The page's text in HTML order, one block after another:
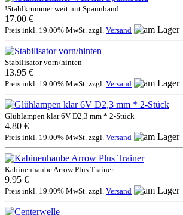
!Stahlkrümmer weit mit Spannband
17.00 €
Preis inkl. 19.00% MwSt. zzgl. Versand
Stabilisator vorn/hinten
13.95 €
Preis inkl. 19.00% MwSt. zzgl. Versand
Glühlampen klar 6V D2,3 mm * 2-Stück
4.80 €
Preis inkl. 19.00% MwSt. zzgl. Versand
Kabinenhaube Arrow Plus Trainer
9.95 €
Preis inkl. 19.00% MwSt. zzgl. Versand